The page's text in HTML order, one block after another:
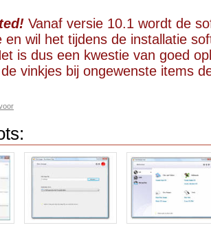
Vanaf versie 10.1 wordt de
en wil het tijdens de installatie
is dus een kwestie van goed
vinkjes bij ongewenste items